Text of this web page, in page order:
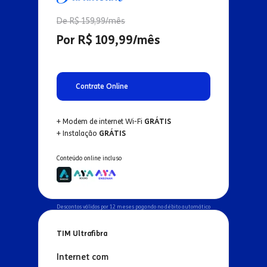
De R$ 159,99/mês
Por R$ 109,99/mês
Contrate Online
+ Modem de internet Wi-Fi GRÁTIS
+ Instalação GRÁTIS
Conteúdo online incluso
Descontos válidos por 12 meses pagando no débito automático
TIM Ultrafibra
Internet com